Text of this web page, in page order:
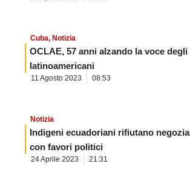
Cuba, Notizia
OCLAE, 57 anni alzando la voce
latinoamericani
11 Agosto 2023 08:53
Notizia
Indigeni ecuadoriani rifiutano
con favori politici
24 Aprile 2023 21:31